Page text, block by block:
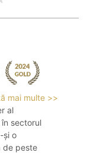
mai multe >>
al
sectorul
și o
de peste